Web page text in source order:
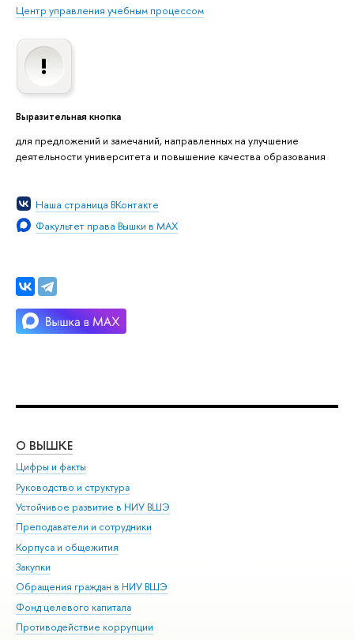
Центр управления учебным процессом
Выразительная кнопка
для предложений и замечаний, направленных на улучшение
деятельности университета и повышение качества образования
Наша страница ВКонтакте
Факультет права Вышки в MAX
О ВЫШКЕ
Цифры и факты
Руководство и структура
Устойчивое развитие в НИУ ВШЭ
Преподаватели и сотрудники
Корпуса и общежития
Закупки
Обращения граждан в НИУ ВШЭ
Фонд целевого капитала
Противодействие коррупции